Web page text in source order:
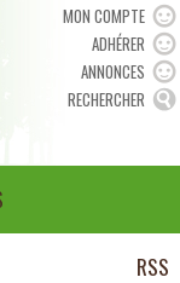
MON COMPTE
ADHÉRER
ANNONCES
RECHERCHER
RSS